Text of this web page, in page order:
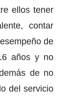
ellos tener
contar
de
años y no
de no
del servicio